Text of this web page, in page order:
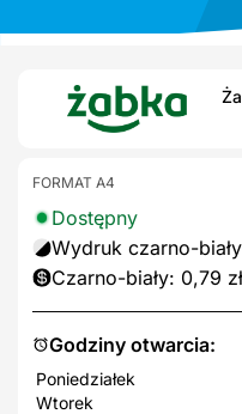
Godziny otwarcia:
Poniedziałek
Wtorek
FORMAT A4
Dostępny
Wydruk czarno-biały
Czarno-biały: 0,79